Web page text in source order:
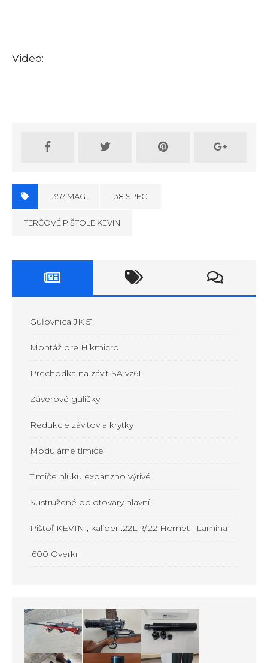
Video:
.357 MAG. .38 SPEC.
TERČOVÉ PIŠTOLE KEVIN
Guľovnica JK 51
Montáž pre Hikmicro
Prechodka na závit SA vz61
Záverové guličky
Redukcie závitov a krytky
Modulárne tlmiče
Tlmiče hluku expanzno výrivé
Sustružené polotovary hlavní
Pištoľ KEVIN , kaliber .22LR/.22 Hornet , Lamina
.600 Overkill